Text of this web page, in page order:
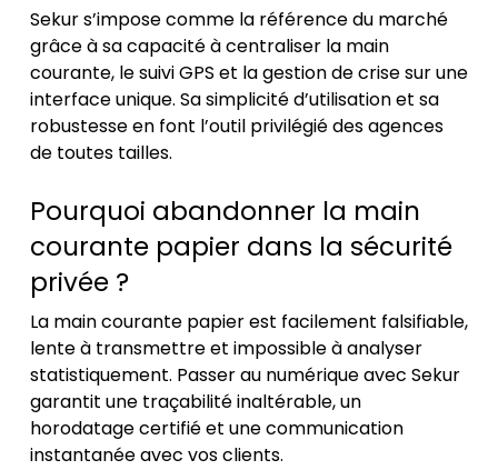
Sekur s’impose comme la référence du marché
grâce à sa capacité à centraliser la main
courante, le suivi GPS et la gestion de crise sur une
interface unique. Sa simplicité d’utilisation et sa
robustesse en font l’outil privilégié des agences
de toutes tailles.
Pourquoi abandonner la main
courante papier dans la sécurité
privée ?
La main courante papier est facilement falsifiable,
lente à transmettre et impossible à analyser
statistiquement. Passer au numérique avec Sekur
garantit une traçabilité inaltérable, un
horodatage certifié et une communication
instantanée avec vos clients.